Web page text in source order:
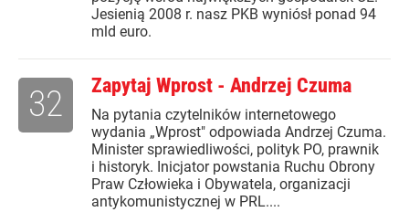
Jesienią 2008 r. nasz PKB wyniósł ponad 94
mld euro.
Zapytaj Wprost - Andrzej Czuma
Na pytania czytelników internetowego
wydania „Wprost" odpowiada Andrzej Czuma.
Minister sprawiedliwości, polityk PO, prawnik
i historyk. Inicjator powstania Ruchu Obrony
Praw Człowieka i Obywatela, organizacji
antykomunistycznej w PRL....
32